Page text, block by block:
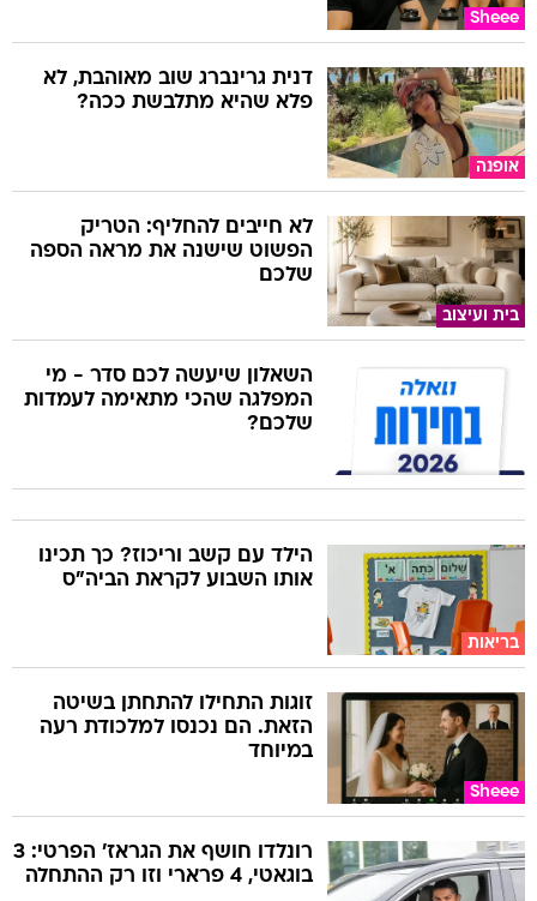
Sheee
אופנה
דנית גרינברג שוב מאוהבת, לא
פלא שהיא מתלבשת ככה?
בית ועיצוב
לא חייבים להחליף: הטריק
הפשוט שישנה את מראה הספה
שלכם
השאלון שיעשה לכם סדר - מי
המפלגה שהכי מתאימה לעמדות
שלכם?
בריאות
הילד עם קשב וריכוז? כך תכינו
אותו השבוע לקראת הביה"ס
Sheee
זוגות התחילו להתחתן בשיטה
הזאת. הם נכנסו למלכודת רעה
במיוחד
רונלדו חושף את הגראז' הפרטי: 3
בוגאטי, 4 פרארי וזו רק ההתחלה